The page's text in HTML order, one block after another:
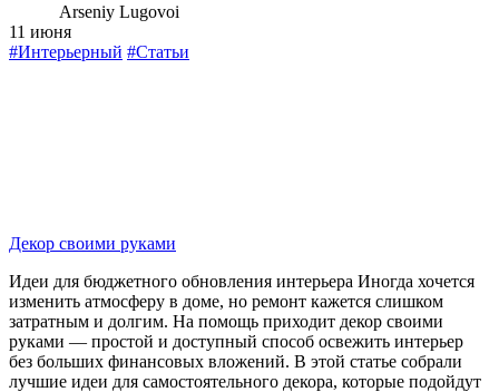
Arseniy Lugovoi
11 июня
#Интерьерный #Статьи
Декор своими руками
Идеи для бюджетного обновления интерьера Иногда хочется
изменить атмосферу в доме, но ремонт кажется слишком
затратным и долгим. На помощь приходит декор своими
руками — простой и доступный способ освежить интерьер
без больших финансовых вложений. В этой статье собрали
лучшие идеи для самостоятельного декора, которые подойдут